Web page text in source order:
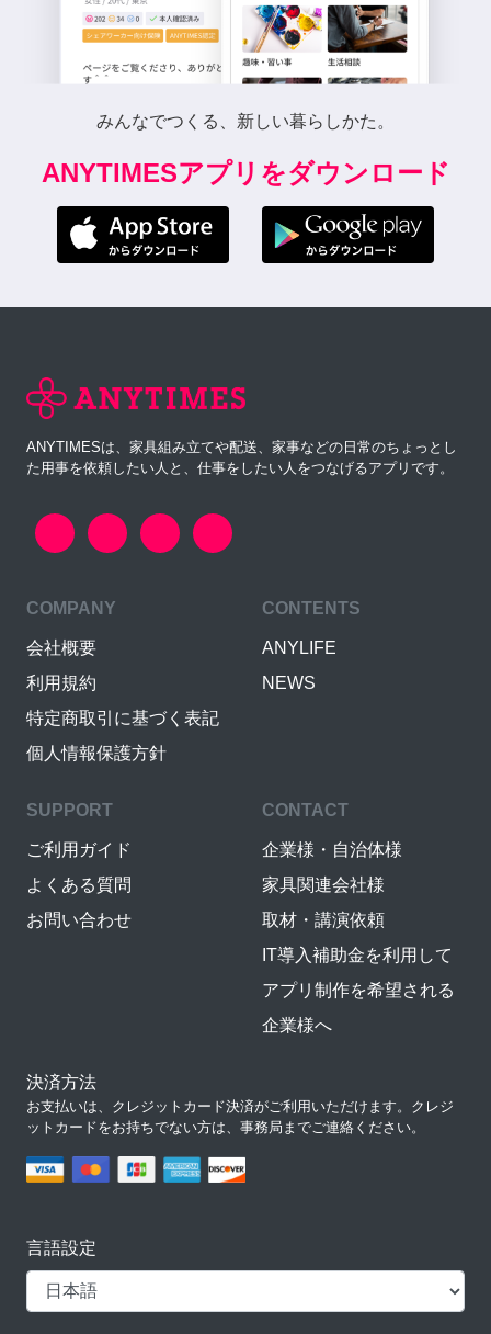
みんなでつくる、新しい暮らしかた。
ANYTIMESアプリをダウンロード
ANYTIMESは、家具組み立てや配送、家事などの日常のちょっとし
た用事を依頼したい人と、仕事をしたい人をつなげるアプリです。
COMPANY
会社概要
利用規約
特定商取引に基づく表記
個人情報保護方針
CONTENTS
ANYLIFE
NEWS
SUPPORT
ご利用ガイド
よくある質問
お問い合わせ
CONTACT
企業様・自治体様
家具関連会社様
取材・講演依頼
IT導入補助金を利用して
アプリ制作を希望される
企業様へ
決済方法
お支払いは、クレジットカード決済がご利用いただけます。クレジ
ットカードをお持ちでない方は、事務局までご連絡ください。
言語設定